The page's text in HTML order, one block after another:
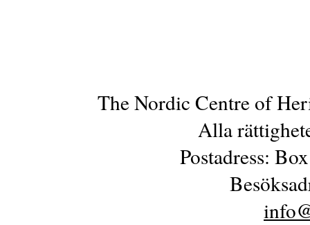
The Nordic Centre of
Alla
Postadress: